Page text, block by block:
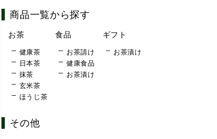
商品一覧から探す
お茶
健康茶
日本茶
抹茶
玄米茶
ほうじ茶
食品
お茶請け
健康食品
お茶漬け
ギフト
お茶漬け
その他